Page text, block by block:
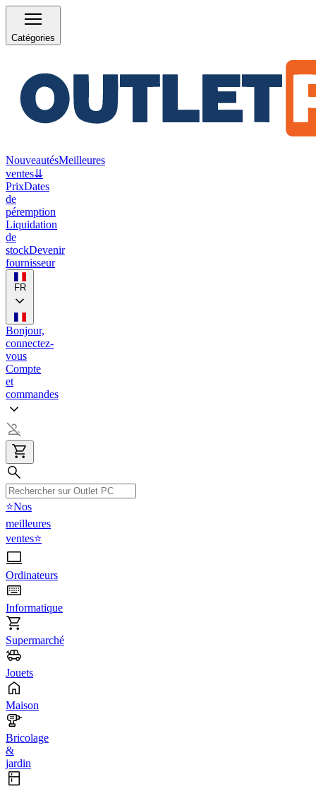
Catégories
NouveautésMeilleures
ventes⇊
PrixDates
de
péremption
Liquidation
de
stockDevenir
fournisseur
FR
Bonjour,
connectez-
vous
Compte
et
commandes
⭐Nos
meilleures
ventes⭐
Ordinateurs
Informatique
Supermarché
Jouets
Maison
Bricolage
&
jardin